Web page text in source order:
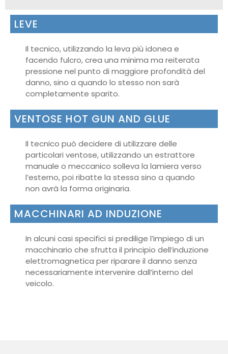
LEVE
Il tecnico, utilizzando la leva più idonea e
facendo fulcro, crea una minima ma reiterata
pressione nel punto di maggiore profondità del
danno, sino a quando lo stesso non sarà
completamente sparito.
VENTOSE HOT GUN AND GLUE
Il tecnico può decidere di utilizzare delle
particolari ventose, utilizzando un estrattore
manuale o meccanico solleva la lamiera verso
l’esterno, poi ribatte la stessa sino a quando
non avrà la forma originaria.
MACCHINARI AD INDUZIONE
In alcuni casi specifici si predilige l’impiego di un
macchinario che sfrutta il principio dell’induzione
elettromagnetica per riparare il danno senza
necessariamente intervenire dall’interno del
veicolo.